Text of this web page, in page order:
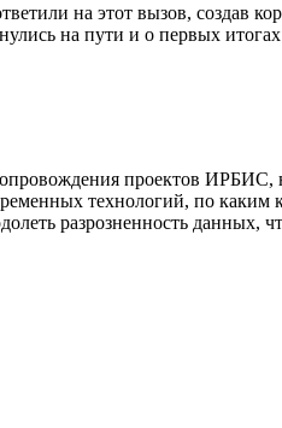
на этот вызов, создав
на пути и о первых
проектов ИРБИС,
технологий, по каким
разрозненность данных,